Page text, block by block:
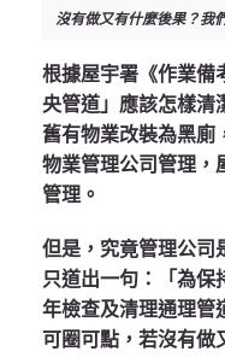
沒有做又有什麼後果？我
根據屋宇署《作業備
央管道」應該怎樣清
舊有物業改裝為黑廁
物業管理公司管理，
管理。
但是，究竟管理公司
只道出一句：「為保
年檢查及清理通理管
可圈可點，若沒有做